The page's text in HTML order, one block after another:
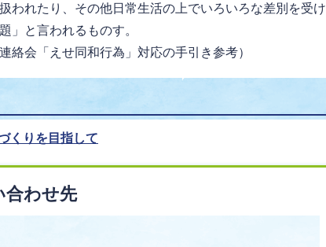
われたり、その他日常生活の上でいろいろな差別を受け
」と言われるものす。
絡会「えせ同和行為」対応の手引き参考）
くりを目指して
合わせ先